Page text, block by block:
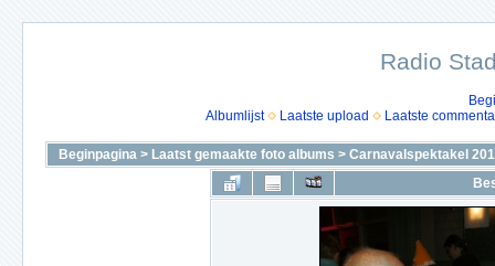
Radio
Albumlijst
Laatste upload Laatste
Beginpagina > Laatst gemaakte foto albums > Carnavalspektakel